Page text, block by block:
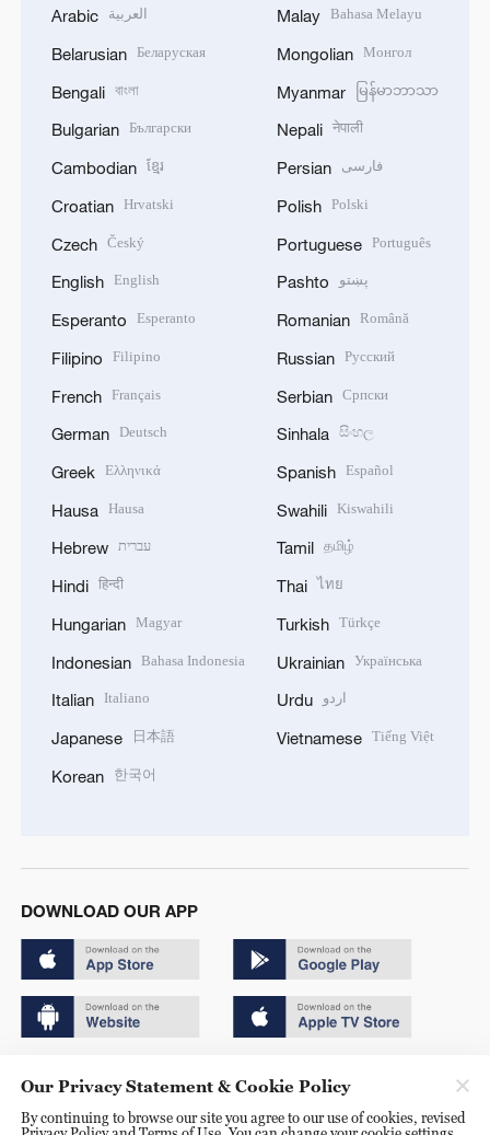
Arabic العربية
Belarusian Беларуская
Bengali বাংলা
Bulgarian Български
Cambodian ខ្មែរ
Croatian Hrvatski
Czech Český
English English
Esperanto Esperanto
Filipino Filipino
French Français
German Deutsch
Greek Ελληνικά
Hausa Hausa
Hebrew עברית
Hindi हिन्दी
Hungarian Magyar
Indonesian Bahasa Indonesia
Italian Italiano
Japanese 日本語
Korean 한국어
Malay Bahasa Melayu
Mongolian Монгол
Myanmar မြန်မာဘာသာ
Nepali नेपाली
Persian فارسی
Polish Polski
Portuguese Português
Pashto پښتو
Romanian Română
Russian Русский
Serbian Српски
Sinhala සිංහල
Spanish Español
Swahili Kiswahili
Tamil தமிழ்
Thai ไทย
Turkish Türkçe
Ukrainian Українська
Urdu اردو
Vietnamese Tiếng Việt
DOWNLOAD OUR APP
京ICP备20000184号
Our Privacy Statement & Cookie Policy
By continuing to browse our site you agree to our use of cookies, revised